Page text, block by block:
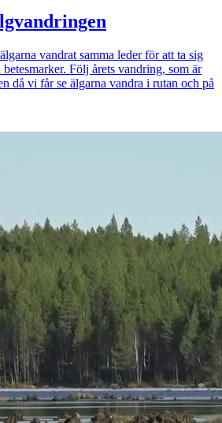
vandrat samma leder för att ta sig
Följ årets vandring, som är
då vi får se älgarna vandra i rutan och på